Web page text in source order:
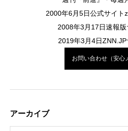
2000年6月5日公式サイト
2008年3月17日速報版
2019年3月4日ZNN.JP
お問い合わせ（安心
アーカイブ